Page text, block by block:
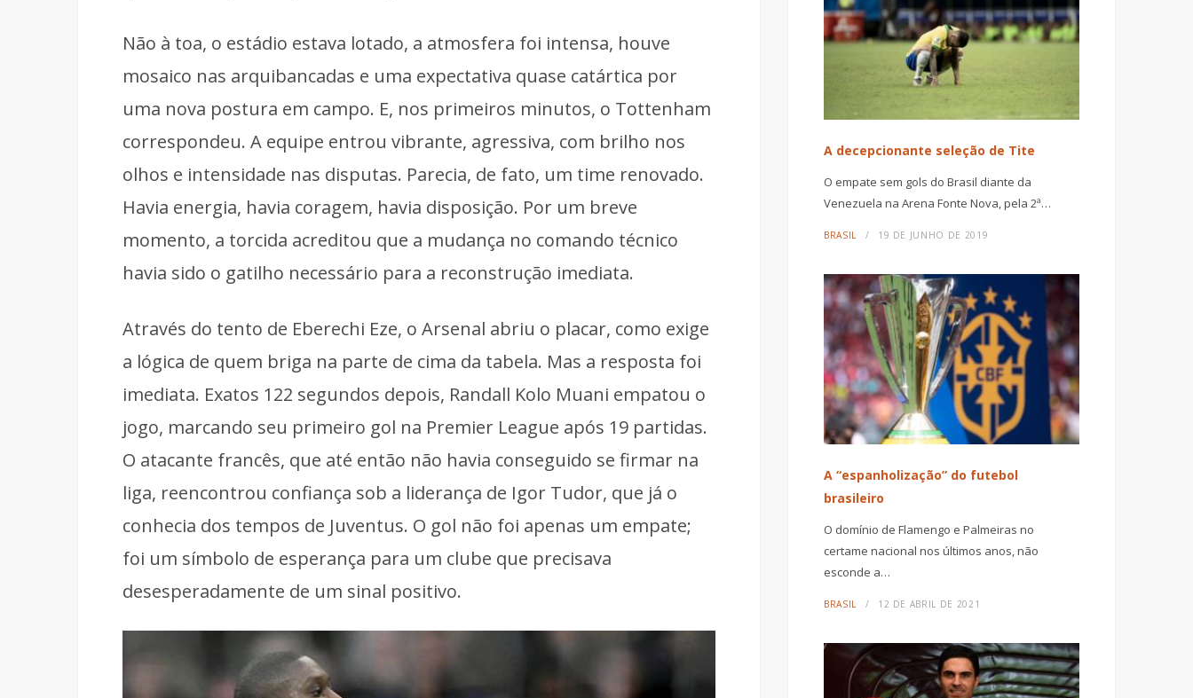
Não à toa, o estádio estava lotado, a atmosfera foi intensa, houve
mosaico nas arquibancadas e uma expectativa quase catártica por
uma nova postura em campo. E, nos primeiros minutos, o Tottenham
correspondeu. A equipe entrou vibrante, agressiva, com brilho nos
olhos e intensidade nas disputas. Parecia, de fato, um time renovado.
Havia energia, havia coragem, havia disposição. Por um breve
momento, a torcida acreditou que a mudança no comando técnico
havia sido o gatilho necessário para a reconstrução imediata.
Através do tento de Eberechi Eze, o Arsenal abriu o placar, como exige
a lógica de quem briga na parte de cima da tabela. Mas a resposta foi
imediata. Exatos 122 segundos depois, Randall Kolo Muani empatou o
jogo, marcando seu primeiro gol na Premier League após 19 partidas.
O atacante francês, que até então não havia conseguido se firmar na
liga, reencontrou confiança sob a liderança de Igor Tudor, que já o
conhecia dos tempos de Juventus. O gol não foi apenas um empate;
foi um símbolo de esperança para um clube que precisava
desesperadamente de um sinal positivo.
A decepcionante seleção de Tite
O empate sem gols do Brasil diante da
Venezuela na Arena Fonte Nova, pela 2ª…
BRASIL 19 DE JUNHO DE 2019
A “espanholização” do futebol
brasileiro
O domínio de Flamengo e Palmeiras no
certame nacional nos últimos anos, não
esconde a…
BRASIL 12 DE ABRIL DE 2021